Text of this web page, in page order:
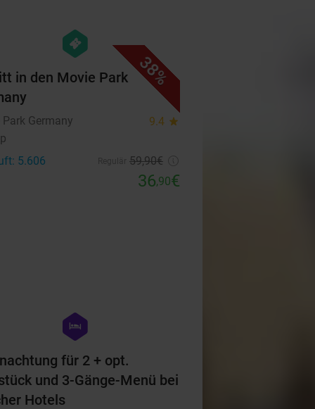
38%
hexagon
events
in den Movie Park
Park Germany 9.4 star
5.606
59,90€
36,90€
hexagon
hotel
für 2 + opt.
und 3-Gänge-Menü bei
Hotels